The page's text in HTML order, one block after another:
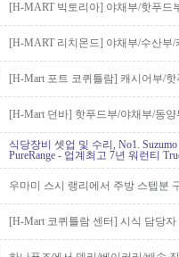
[H-MART 빅토리아] 야채부/핫푸드
[H-MART 리치몬드] 야채부/수산부
[H-Mart 포트 코퀴틀람] 캐시어부/
[H-Mart 던바] 핫푸드부/야채부/동
식당장비 셋업 및 수리, No1.
PureRange - 업계최고 7년 워런티
우마미 스시 랭리에서 주방 스텝분
[H-Mart 코퀴틀람 센터] 시식 담당